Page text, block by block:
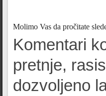
Molimo Vas da pročitate
Komentari
pretnje,
dozvoljeno